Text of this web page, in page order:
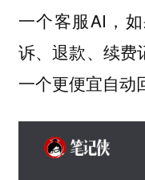
一个客服AI，
诉、退款、续费
一个更便宜自动